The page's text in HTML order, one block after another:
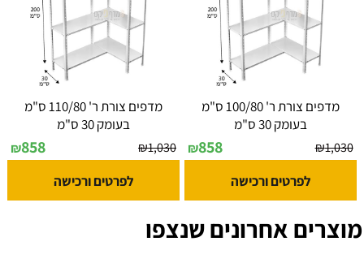
מדפים צורת ר' 100/80 ס"מ
בעומק 30 ס"מ
₪1,030
₪858
לפרטים ורכישה
מדפים צורת ר' 110/80 ס"מ
בעומק 30 ס"מ
₪1,030
₪858
לפרטים ורכישה
מוצרים אחרונים שנצפו